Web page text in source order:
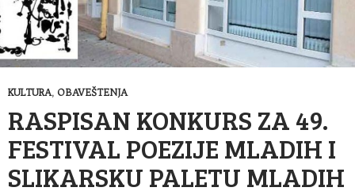
KULTURA, OBAVEŠTENJA
RASPISAN KONKURS ZA 49.
FESTIVAL POEZIJE MLADIH I
SLIKARSKU PALETU MLADIH